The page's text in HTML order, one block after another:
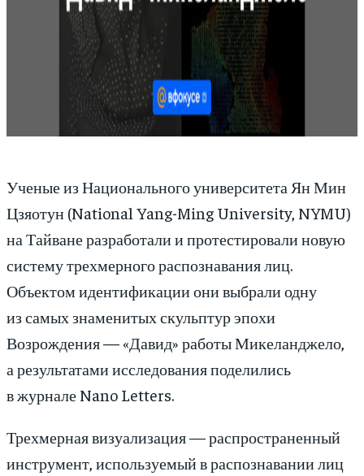
Ученые из Национального университета Ян Мин
Цзяотун (National Yang-Ming University, NYMU)
на Тайване разработали и протестировали новую
систему трехмерного распознавания лиц.
Объектом идентификации они выбрали одну
из самых знаменитых скульптур эпохи
Возрождения — «Давид» работы Микеланджело,
а результатами исследования поделились
в журнале Nano Letters.
Трехмерная визуализация — распространенный
инструмент, используемый в распознавании лиц